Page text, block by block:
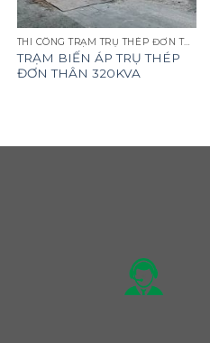
THI CÔNG TRẠM TRỤ THÉP ĐƠN THÂN
TRẠM BIẾN ÁP TRỤ THÉP
ĐƠN THÂN 320KVA